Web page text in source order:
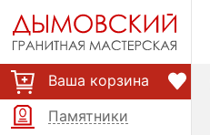
Ваша корзина
Памятники